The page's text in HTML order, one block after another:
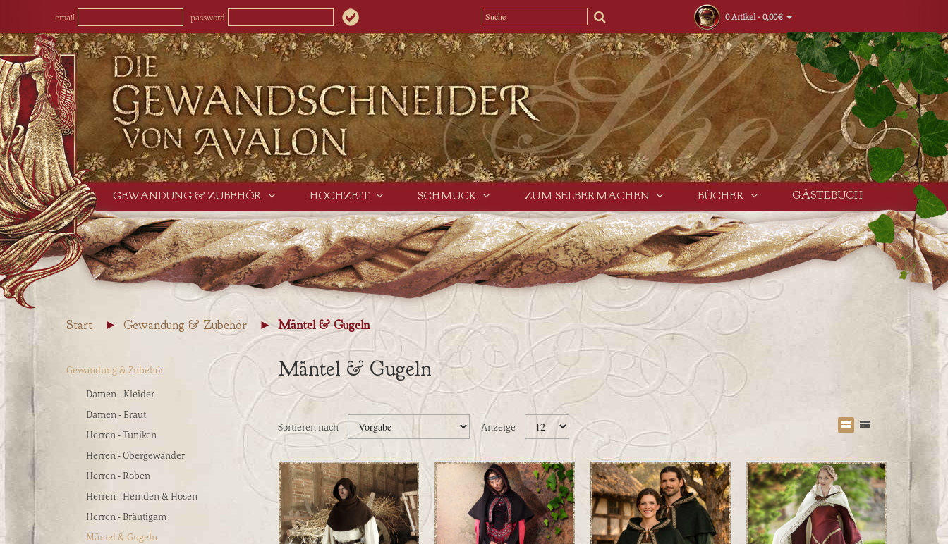
email password 0 Artikel - 0,00€
GEWANDUNG & ZUBEHÖR HOCHZEIT SCHMUCK ZUM SELBERMACHEN BÜCHER GÄSTEBUCH
Start Gewandung & Zubehör Mäntel & Gugeln
Gewandung & Zubehör
Damen - Kleider
Damen - Braut
Herren - Tuniken
Herren - Obergewänder
Herren - Roben
Herren - Hemden & Hosen
Herren - Bräutigam
Mäntel & Gugeln
Mäntel & Gugeln
Sortieren nach Anzeige